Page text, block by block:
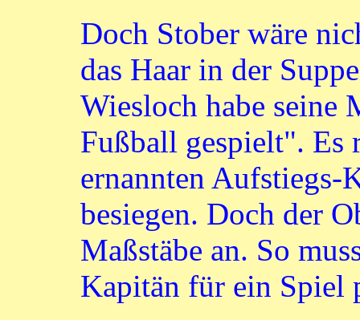
Doch Stober wäre
das Haar in der
Wiesloch habe seine
Fußball gespielt". Es
ernannten Aufstiegs-
besiegen. Doch der
Maßstäbe an. So
Kapitän für ein Spiel